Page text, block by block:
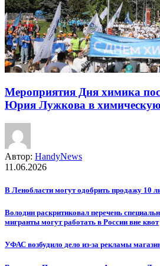
Мероприятия Дня химика
Юрия Лужкова в
Автор: HandyNews
11.06.2026
В Ленобласти могут одобрить продажу 10
Володин раскритиковал перечень
мигранты могут работать в России вне квот
УФАС возбудило дело из-за рекламы